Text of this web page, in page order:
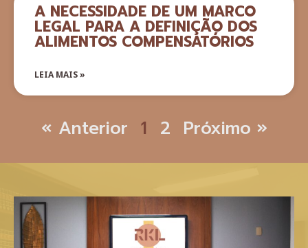
A NECESSIDADE DE UM MARCO
LEGAL PARA A DEFINIÇÃO DOS
ALIMENTOS COMPENSATÓRIOS
LEIA MAIS »
« Anterior 1 2 Próximo »